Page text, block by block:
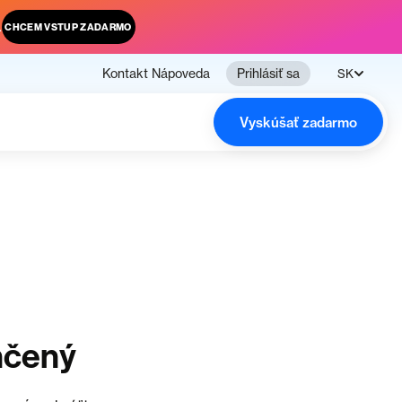
CHCEM VSTUP ZADARMO
Kontakt Nápoveda Prihlásiť sa SK
Vyskúšať zadarmo